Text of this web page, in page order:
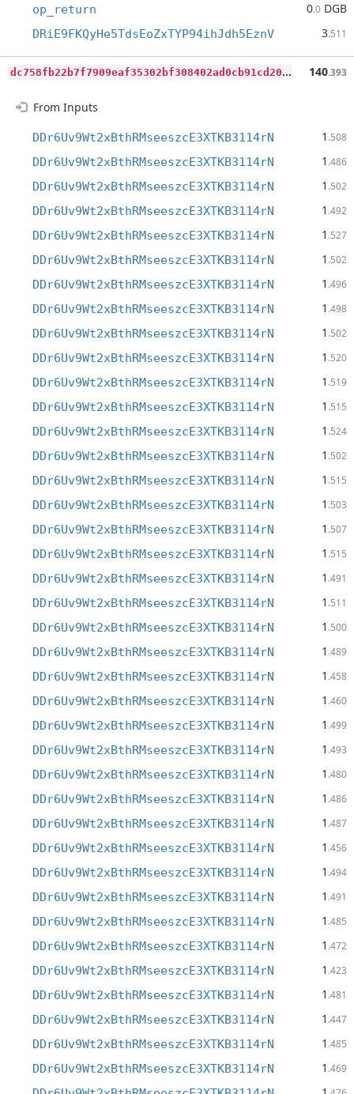
op_return 0.0 DGB
DRiE9FKQyHe5TdsEoZxTYP94ihJdh5EznV 3.511
d
c758fb22b7f7909eaf35302bf308402ad0cb91cd20cd3d947b9717d4a18995a 140.393
From Inputs
DDr6Uv9Wt2xBthRMseeszcE3XTKB3114rN 1 .508
DDr6Uv9Wt2xBthRMseeszcE3XTKB3114rN 1 .486
DDr6Uv9Wt2xBthRMseeszcE3XTKB3114rN 1 .502
DDr6Uv9Wt2xBthRMseeszcE3XTKB3114rN 1 .492
DDr6Uv9Wt2xBthRMseeszcE3XTKB3114rN 1 .527
DDr6Uv9Wt2xBthRMseeszcE3XTKB3114rN 1 .502
DDr6Uv9Wt2xBthRMseeszcE3XTKB3114rN 1 .496
DDr6Uv9Wt2xBthRMseeszcE3XTKB3114rN 1 .498
DDr6Uv9Wt2xBthRMseeszcE3XTKB3114rN 1 .502
DDr6Uv9Wt2xBthRMseeszcE3XTKB3114rN 1 .520
DDr6Uv9Wt2xBthRMseeszcE3XTKB3114rN 1 .519
DDr6Uv9Wt2xBthRMseeszcE3XTKB3114rN 1 .515
DDr6Uv9Wt2xBthRMseeszcE3XTKB3114rN 1 .524
DDr6Uv9Wt2xBthRMseeszcE3XTKB3114rN 1 .502
DDr6Uv9Wt2xBthRMseeszcE3XTKB3114rN 1 .515
DDr6Uv9Wt2xBthRMseeszcE3XTKB3114rN 1 .503
DDr6Uv9Wt2xBthRMseeszcE3XTKB3114rN 1 .507
DDr6Uv9Wt2xBthRMseeszcE3XTKB3114rN 1 .515
DDr6Uv9Wt2xBthRMseeszcE3XTKB3114rN 1 .491
DDr6Uv9Wt2xBthRMseeszcE3XTKB3114rN 1 .511
DDr6Uv9Wt2xBthRMseeszcE3XTKB3114rN 1 .500
DDr6Uv9Wt2xBthRMseeszcE3XTKB3114rN 1 .489
DDr6Uv9Wt2xBthRMseeszcE3XTKB3114rN 1 .458
DDr6Uv9Wt2xBthRMseeszcE3XTKB3114rN 1 .460
DDr6Uv9Wt2xBthRMseeszcE3XTKB3114rN 1 .499
DDr6Uv9Wt2xBthRMseeszcE3XTKB3114rN 1 .493
DDr6Uv9Wt2xBthRMseeszcE3XTKB3114rN 1 .480
DDr6Uv9Wt2xBthRMseeszcE3XTKB3114rN 1 .486
DDr6Uv9Wt2xBthRMseeszcE3XTKB3114rN 1 .487
DDr6Uv9Wt2xBthRMseeszcE3XTKB3114rN 1 .456
DDr6Uv9Wt2xBthRMseeszcE3XTKB3114rN 1 .494
DDr6Uv9Wt2xBthRMseeszcE3XTKB3114rN 1 .491
DDr6Uv9Wt2xBthRMseeszcE3XTKB3114rN 1 .485
DDr6Uv9Wt2xBthRMseeszcE3XTKB3114rN 1 .472
DDr6Uv9Wt2xBthRMseeszcE3XTKB3114rN 1 .423
DDr6Uv9Wt2xBthRMseeszcE3XTKB3114rN 1 .481
DDr6Uv9Wt2xBthRMseeszcE3XTKB3114rN 1 .447
DDr6Uv9Wt2xBthRMseeszcE3XTKB3114rN 1 .485
DDr6Uv9Wt2xBthRMseeszcE3XTKB3114rN 1 .469